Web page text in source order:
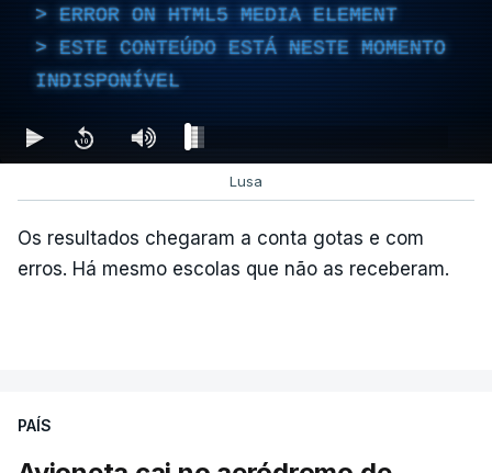
ERROR ON HTML5 MEDIA ELEMENT
ESTE CONTEÚDO ESTÁ NESTE MOMENTO
INDISPONÍVEL
Lusa
Os resultados chegaram a conta gotas e com
erros. Há mesmo escolas que não as receberam.
PAÍS